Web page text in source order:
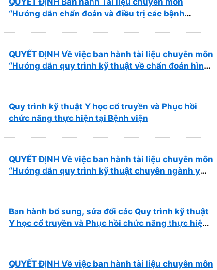
“Hướng dẫn chẩn đoán và điều trị các bệnh
QUYẾT ĐỊNH Về việc ban hành tài liệu chuyên môn
“Hướng dẫn quy trình kỹ thuật về chẩn đoán hình
Quy trình kỹ thuật Y học cổ truyền và Phục hồi
chức năng thực hiện tại Bệnh viện
QUYẾT ĐỊNH Về việc ban hành tài liệu chuyên môn
“Hướng dẫn quy trình kỹ thuật chuyên ngành y
Ban hành bổ sung, sửa đổi các Quy trình kỹ thuật
Y học cổ truyền và Phục hồi chức năng thực hiện
QUYẾT ĐỊNH Về việc ban hành tài liệu chuyên môn